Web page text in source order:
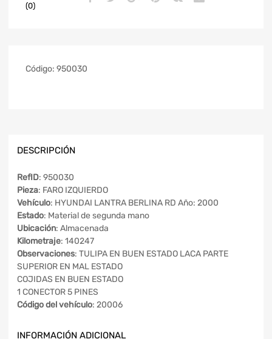
(0)
Código: 950030
DESCRIPCIÓN
RefID: 950030
Pieza: FARO IZQUIERDO
Vehículo: HYUNDAI LANTRA BERLINA RD Año: 2000
Estado: Material de segunda mano
Ubicación: Almacenada
Kilometraje: 140247
Observaciones: TULIPA EN BUEN ESTADO LACA PARTE
SUPERIOR EN MAL ESTADO
COJIDAS EN BUEN ESTADO
1 CONECTOR 5 PINES
Código del vehículo: 20006
INFORMACIÓN ADICIONAL